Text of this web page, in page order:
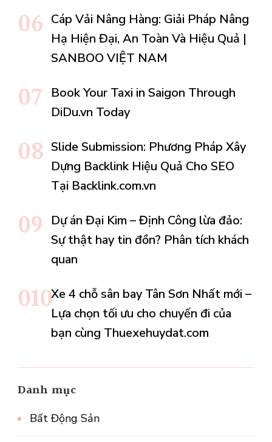
Cáp Vải Nâng Hàng: Giải Pháp Nâng
Hạ Hiện Đại, An Toàn Và Hiệu Quả |
SANBOO VIỆT NAM
Book Your Taxi in Saigon Through
DiDu.vn Today
Slide Submission: Phương Pháp Xây
Dựng Backlink Hiệu Quả Cho SEO
Tại Backlink.com.vn
Dự án Đại Kim – Định Công lừa đảo:
Sự thật hay tin đồn? Phân tích khách
quan
Xe 4 chỗ sân bay Tân Sơn Nhất mới –
Lựa chọn tối ưu cho chuyến đi của
bạn cùng Thuexehuydat.com
Danh mục
Bất Động Sản